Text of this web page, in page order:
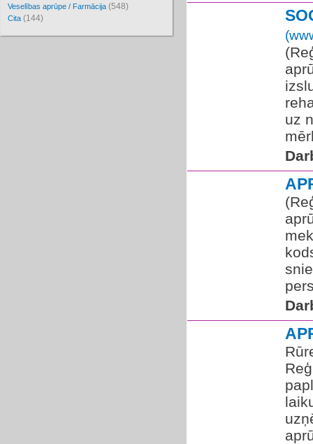
Veselības aprūpe / Farmācija (548)
Cita (144)
uz